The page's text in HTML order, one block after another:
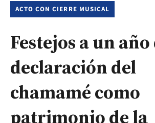
ACTO CON CIERRE MUSICAL
Festejos a un
declaración del
chamamé como
patrimonio de la